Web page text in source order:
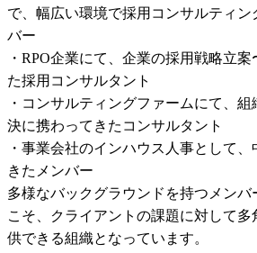
で、幅広い環境で採用コンサルティ
バー
・RPO企業にて、企業の採用戦略立
た採用コンサルタント
・コンサルティングファームにて、
決に携わってきたコンサルタント
・事業会社のインハウス人事として
きたメンバー
多様なバックグラウンドを持つメンバ
こそ、クライアントの課題に対して
供できる組織となっています。